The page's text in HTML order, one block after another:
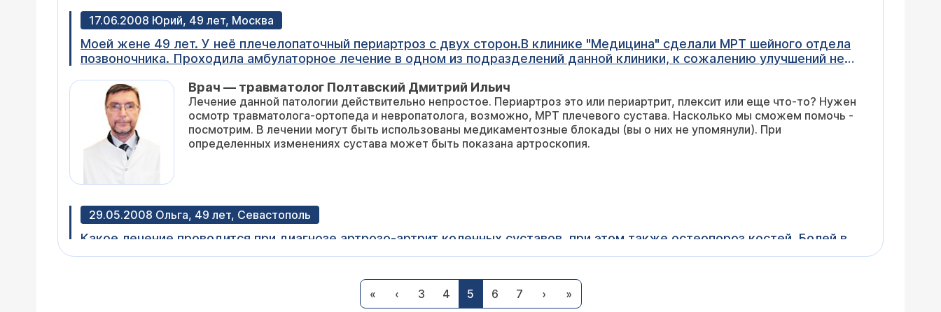
17.06.2008 Юрий, 49 лет, Москва
Моей жене 49 лет. У неё плечелопаточный периартроз с двух сторон.В клинике "Медицина" сделали МРТ шейного отдела
позвоночника. Проходила амбулаторное лечение в одном из подразделений данной клиники, к сожалению улучшений не
заболевания и что необходимо для этого?
Врач — травматолог Полтавский Дмитрий Ильич
Лечение данной патологии действительно непростое. Периартроз это или периартрит, плексит или еще что-то? Нужен
осмотр травматолога-ортопеда и невропатолога, возможно, МРТ плечевого сустава. Насколько мы сможем помочь -
посмотрим. В лечении могут быть использованы медикаментозные блокады (вы о них не упомянули). При
определенных изменениях сустава может быть показана артроскопия.
29.05.2008 Ольга, 49 лет, Севастополь
Какое лечение проводится при диагнозе артрозо-артрит коленных суставов, при этом также остеопороз костей. Болей в
суставах нет, а скованность присутствует и припухлость с внутренней части коленей. Этот диагноз поставил врач-терапевт
такого рода не готова, т.к. не чувствую возраста, присущего для такой болезни. С уважением, Ольга.
Врач — травматолог Полтавский Дмитрий Ильич
Расписать схему лечения в письме (по интернету) невозможно. Учитывается много факторов, обязательно осмотр
« ‹ 3 4 5 6 7 › »